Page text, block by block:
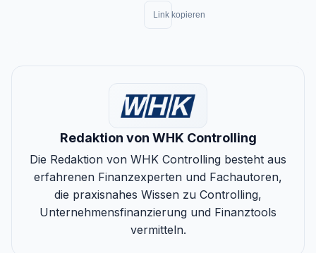
Link kopieren
Redaktion von WHK Controlling
Die Redaktion von WHK Controlling besteht aus
erfahrenen Finanzexperten und Fachautoren,
die praxisnahes Wissen zu Controlling,
Unternehmensfinanzierung und Finanztools
vermitteln.